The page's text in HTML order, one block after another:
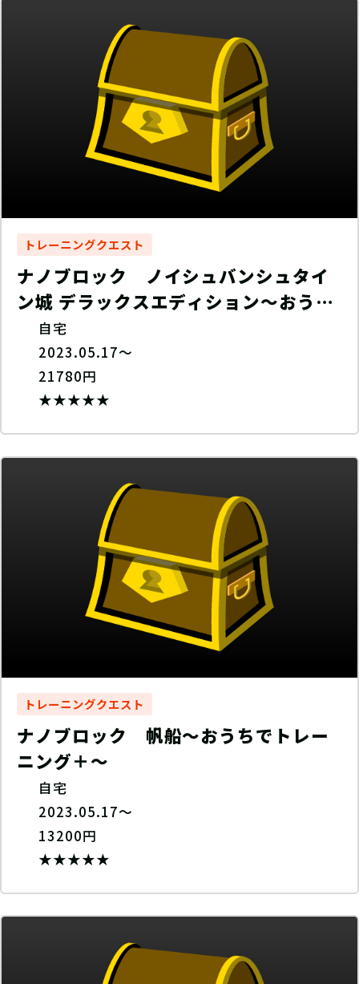
トレーニングクエスト
ナノブロック ノイシュバンシュタイ
ン城 デラックスエディション〜おうち
でトレーニング＋〜
自宅
2023.05.17～
21780円
★★★★★
トレーニングクエスト
ナノブロック 帆船〜おうちでトレー
ニング＋〜
自宅
2023.05.17～
13200円
★★★★★